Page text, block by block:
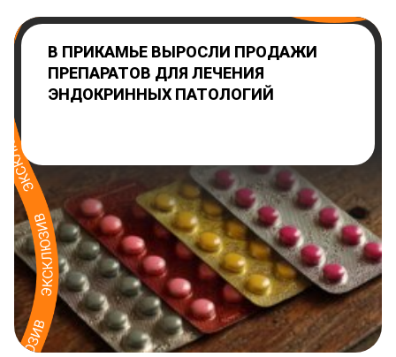
В ПРИКАМЬЕ ВЫРОСЛИ ПРОДАЖИ
ПРЕПАРАТОВ ДЛЯ ЛЕЧЕНИЯ
ЭНДОКРИННЫХ ПАТОЛОГИЙ